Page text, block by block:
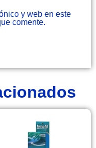
y web en este
comente.